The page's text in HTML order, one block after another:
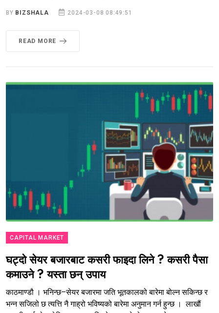
BY BIZSHALA 2024-03-08 08:49:51
READ MORE
CAPITAL MARKET
घट्दो सेयर बजारबाट कसरी फाइदा लिने ? कसरी पैसा
कमाउने ? यस्ता छन् उपाय
काठमाण्डौ । भनिन्छ–सेयर बजारमा जति भूतकालको बारेमा बोल्न सकिन्छ र
भन्न सजिलो छ त्यत्ति नै गाह्रो भविष्यको बारेमा अनुमान गर्न हुन्छ । लाखौं